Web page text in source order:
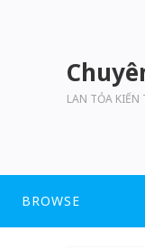
LAN TỎA
BROWSE